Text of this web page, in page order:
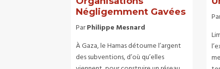
Négligemment Gavées
ParPhilippe Mesnard
À Gaza, le Hamas détourne l’argent
des subventions, d’où qu’elles